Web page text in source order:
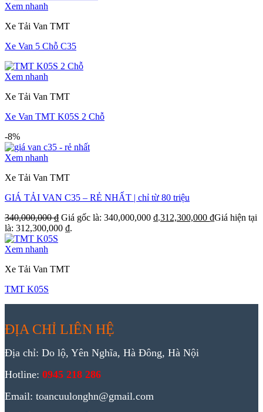
Xem nhanh
Xe Tải Van TMT
Xe Van 5 Chỗ C35
Xem nhanh
Xe Tải Van TMT
Xe Van TMT K05S 2 Chỗ
-8%
Xem nhanh
Xe Tải Van TMT
GIÁ TẢI VAN C35 – RẺ NHẤT | chỉ từ 80 triệu
340,000,000₫ Giá gốc là: 340,000,000 ₫.312,300,000 ₫Giá hiện tại
là: 312,300,000 ₫.
Xem nhanh
Xe Tải Van TMT
TMT K05S
ĐỊA CHỈ LIÊN HỆ
Địa chỉ: Do lộ, Yên Nghĩa, Hà Đông, Hà Nội
Hotline: 0945 218 286
Email: toancuulonghn@gmail.com